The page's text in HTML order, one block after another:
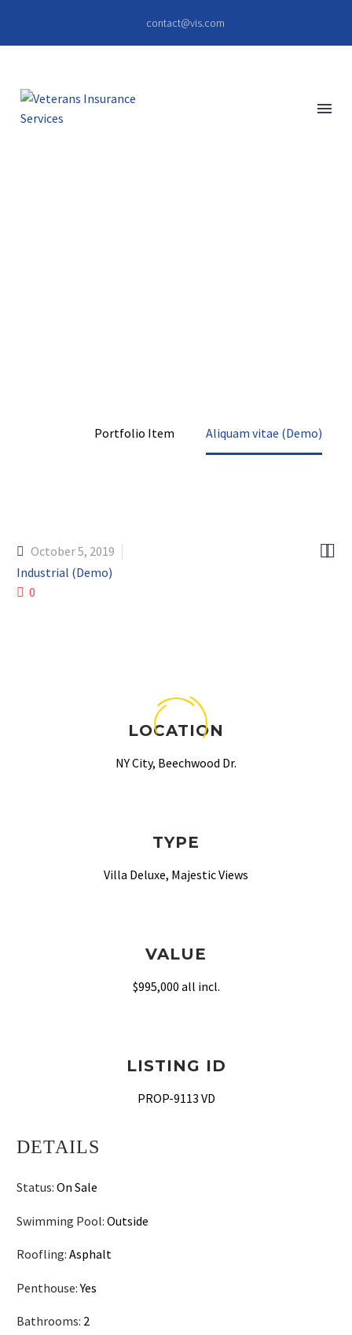
contact@vis.com
Portfolio Item Aliquam vitae (Demo)

October 5, 2019
Industrial (Demo)
0
LOCATION
NY City, Beechwood Dr.
TYPE
Villa Deluxe, Majestic Views
VALUE
$995,000 all incl.
LISTING ID
PROP-9113 VD
DETAILS
Status: On Sale
Swimming Pool: Outside
Roofling: Asphalt
Penthouse:Yes
Bathrooms: 2